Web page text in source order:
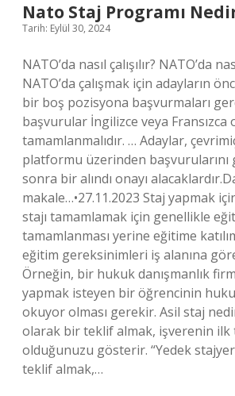
Nato Staj Programı
Tarih: Eylül 30, 2024
NATO’da nasıl çalışılır? NATO’da
NATO’da çalışmak için adayların
bir boş pozisyona başvurmaları
başvurular İngilizce veya Fransızca
tamamlanmalıdır. … Adaylar,
platformu üzerinden
sonra bir alındı ​​onayı
makale…•27.11.2023 Staj yapmak
stajı tamamlamak için genellikle
tamamlanması yerine eğitime
eğitim gereksinimleri iş alanına
Örneğin, bir hukuk danışmanlık
yapmak isteyen bir öğrencinin
okuyor olması gerekir. Asil staj
olarak bir teklif almak, işverenin ilk
olduğunuzu gösterir. “Yedek
teklif almak,…